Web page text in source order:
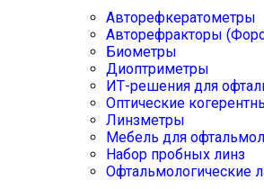
Авторефкератометры
Авторефракторы
Биометры
Диоптриметры
ИТ-решения для
Оптические
Линзметры
Мебель для
Набор пробных линз
Офтальмологические